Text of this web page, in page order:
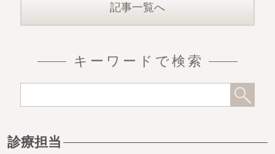
記事一覧へ
キーワードで検索
診療担当